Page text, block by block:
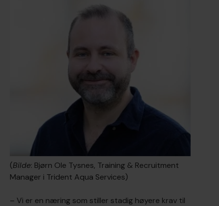
(Bilde: Bjørn Ole Tysnes, Training & Recruitment
Manager i Trident Aqua Services)
– Vi er en næring som stiller stadig høyere krav til